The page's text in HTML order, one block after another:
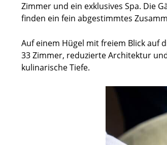
Zimmer und ein exklusives Spa. Die
finden ein fein abgestimmtes
Auf einem Hügel mit freiem Blick auf
33 Zimmer, reduzierte Architektur
kulinarische Tiefe.